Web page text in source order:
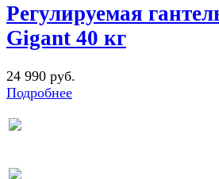
Регулируемая
Gigant 40 кг
24 990 руб.
Подробнее